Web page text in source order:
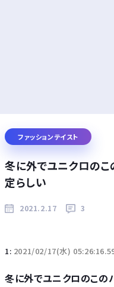
ファッションテイスト
冬に外でユニクロの
定らしい
2021.2.17 3
1: 2021/02/17(水)
冬に外でユニクロのこの